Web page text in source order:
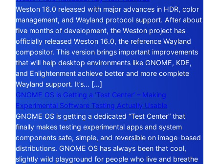
Weston 16.0 released with major advances in HDR, color
management, and Wayland protocol support. After about
five months of development, the Weston project has
officially released Weston 16.0, the reference Wayland
compositor. This version brings important improvements
that will help desktop environments like GNOME, KDE,
and Enlightenment achieve better and more complete
Wayland support. It’s… […]
GNOME OS is Getting a ‘Test Center’ – Making
Experimental Software Testing Actually Usable
GNOME OS is getting a dedicated “Test Center” that
finally makes testing experimental apps and system
components safe, simple, and reversible on image-based
distributions. GNOME OS has always been that cool,
slightly wild playground for people who live and breathe